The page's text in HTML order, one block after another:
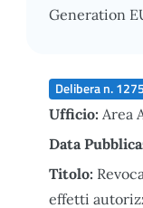
Generation
Delibera n.
Ufficio: Area
Data
Titolo:
effetti